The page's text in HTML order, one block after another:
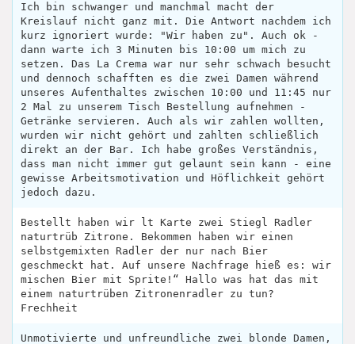
Ich bin schwanger und manchmal macht der
Kreislauf nicht ganz mit. Die Antwort nachdem ich
kurz ignoriert wurde: "Wir haben zu". Auch ok -
dann warte ich 3 Minuten bis 10:00 um mich zu
setzen. Das La Crema war nur sehr schwach besucht
und dennoch schafften es die zwei Damen während
unseres Aufenthaltes zwischen 10:00 und 11:45 nur
2 Mal zu unserem Tisch Bestellung aufnehmen -
Getränke servieren. Auch als wir zahlen wollten,
wurden wir nicht gehört und zahlten schließlich
direkt an der Bar. Ich habe großes Verständnis,
dass man nicht immer gut gelaunt sein kann - eine
gewisse Arbeitsmotivation und Höflichkeit gehört
jedoch dazu.
Bestellt haben wir lt Karte zwei Stiegl Radler
naturtrüb Zitrone. Bekommen haben wir einen
selbstgemixten Radler der nur nach Bier
geschmeckt hat. Auf unsere Nachfrage hieß es: wir
mischen Bier mit Sprite!“ Hallo was hat das mit
einem naturtrüben Zitronenradler zu tun?
Frechheit
Unmotivierte und unfreundliche zwei blonde Damen,